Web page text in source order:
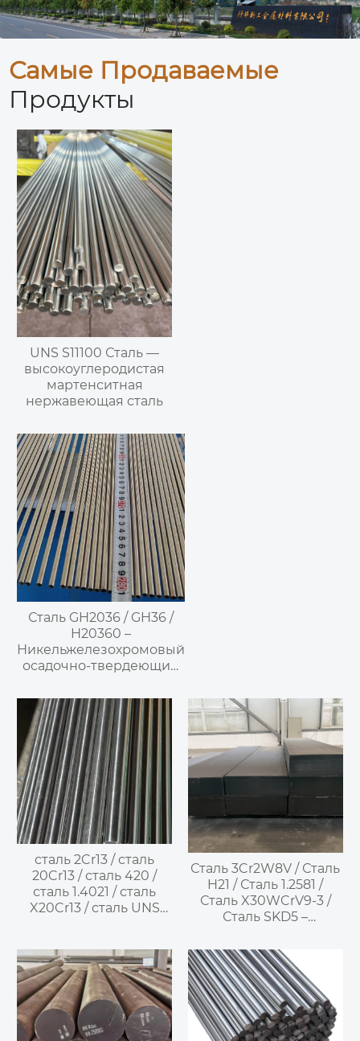
Самые Продаваемые
Продукты
UNS S11100 Сталь —
высокоуглеродистая
мартенситная
нержавеющая сталь
Сталь GH2036 / GH36 /
H20360 –
Никельжелезохромовый
осадочно-твердеющий
высокотемпературный
сплав
сталь 2Cr13 / сталь
20Cr13 / сталь 420 /
сталь 1.4021 / сталь
X20Cr13 / сталь UNS
— мартенситная
нержавеющая сталь
Сталь 3Cr2W8V / Сталь
H21 / Сталь 1.2581 /
Сталь X30WCrV9-3 /
Сталь SKD5 –
штамповая сталь с
высоким
содержанием
вольфрама